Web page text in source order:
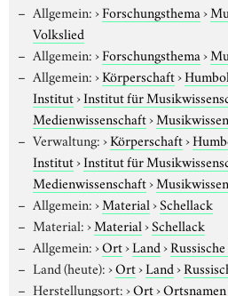
Allgemein:›Forschungsthema›
Volkslied
Allgemein:›Forschungsthema›
Allgemein:›Körperschaft›
Institut›Institut für
Medienwissenschaft›
Verwaltung:›Körperschaft›
Institut›Institut für
Medienwissenschaft›
Allgemein:›Material›Schellack
Material:›Material›Schellack
Allgemein:›Ort›Land›
Land (heute):›Ort›Land›
Herstellungsort:›Ort›